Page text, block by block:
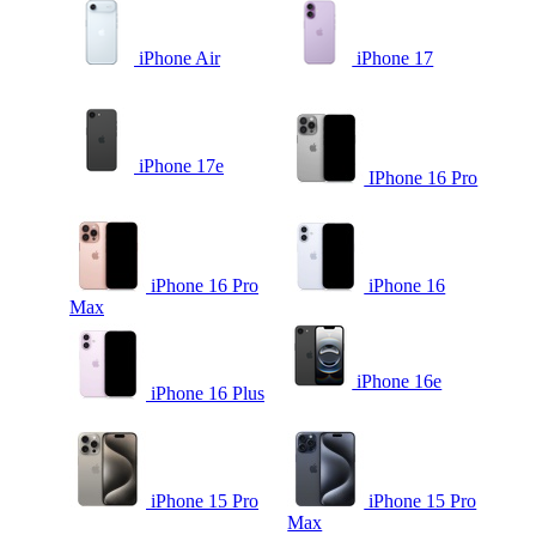
iPhone Air iPhone 17
iPhone 17e
IPhone 16 Pro
iPhone 16 Pro
Max
iPhone 16
iPhone 16 Plus
iPhone 16e
iPhone 15 Pro
iPhone 15 Pro
Max